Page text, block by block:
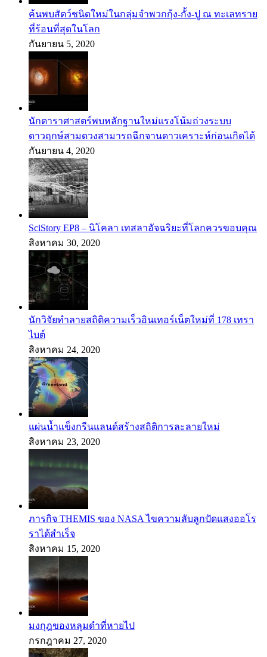
ค้นพบสัตว์ชนิดใหม่ในกลุ่มจำพวกกุ้ง-กั้ง-ปู ณ ทะเลทราย
ที่ร้อนที่สุดในโลก
กันยายน 5, 2020
นักดาราศาสตร์พบหลักฐานใหม่แรงโน้มถ่วงระบบ
ดาวฤกษ์สามดวงสามารถฉีกจานดาวเคราะห์ก่อนเกิดได้
กันยายน 4, 2020
SciStory EP8 – นิโคลา เทสลาอัจฉริยะที่โลกควรขอบคุณ
สิงหาคม 30, 2020
นักวิจัยทำลายสถิติความเร็วอินเทอร์เน็ตใหม่ที่ 178 เทรา
ไบต์
สิงหาคม 24, 2020
แผ่นน้ำแข็งกรีนแลนด์สร้างสถิติการละลายใหม่
สิงหาคม 23, 2020
ภารกิจ THEMIS ของ NASA ไขความลับลูกปัดแสงออโร
ราได้สำเร็จ
สิงหาคม 15, 2020
มงกุฎของหลุมดำที่หายไป
กรกฎาคม 27, 2020